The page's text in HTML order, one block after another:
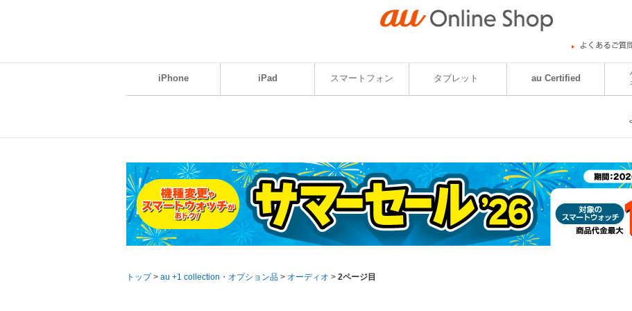
iPhone iPad スマートフォン タブレット au Certified
トップ > au +1 collection・オプション品 > オーディオ > 2ページ目